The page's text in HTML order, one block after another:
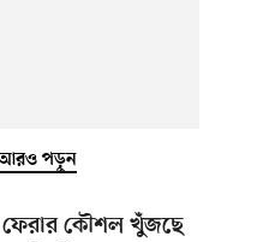
আরও পড়ুন
ফেরার কৌশল খুঁজছে